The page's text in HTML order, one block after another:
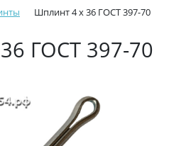
Шплинт 4 х 36 ГОСТ 397-70
ГОСТ 397-70